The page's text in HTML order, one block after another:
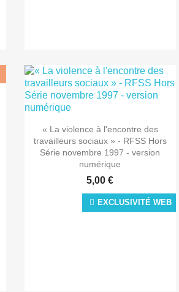
 Aperçu rapide
« La violence à l'encontre des
travailleurs sociaux » - RFSS Hors
Série novembre 1997 - version
numérique
5,00 €
EXCLUSIVITÉ WEB